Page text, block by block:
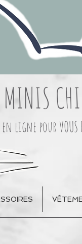
MINIS
ligne pour VOUS